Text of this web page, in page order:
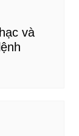
và